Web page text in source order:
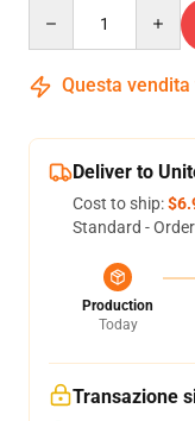
Questa
Deliver to
Cost to ship:
Standard -
Production
Today
Transazione